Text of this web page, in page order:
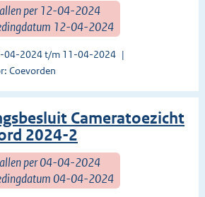
per 12-04-2024
12-04-2024
04-2024 t/m 11-04-2024
Coevorden
Cameratoezicht
2024-2
per 04-04-2024
04-04-2024